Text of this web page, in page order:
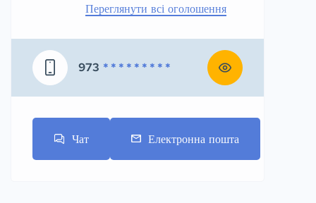
Переглянути всі оголошення
973 * * * * * * * * *
Чат Електронна пошта